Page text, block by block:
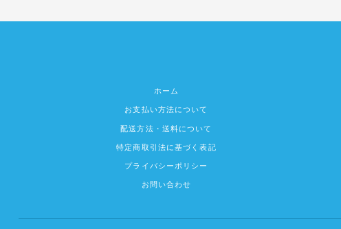
ホーム
お支払い方法について
配送方法・送料について
特定商取引法に基づく表記
プライバシーポリシー
お問い合わせ